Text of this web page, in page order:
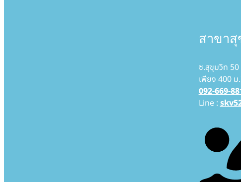
สาขา
ซ.สุขุมวิท 50
เพียง 400 ม
092-669-
Line :